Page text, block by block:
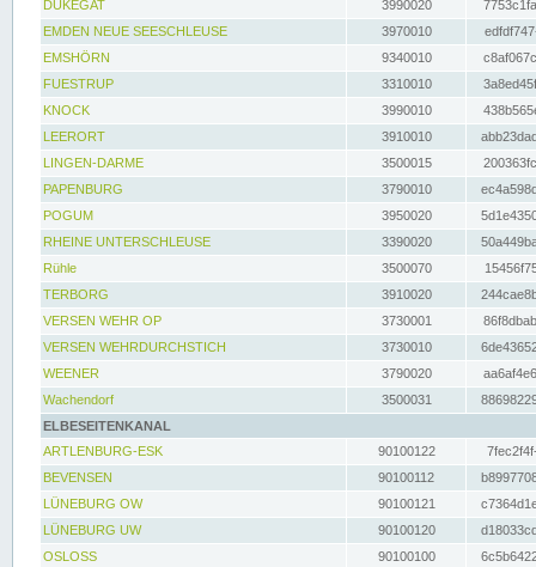
DUKEGAT
3990020
EMDEN NEUE SEESCHLEUSE
3970010
EMSHÖRN
9340010
FUESTRUP
3310010
KNOCK
3990010
LEERORT
3910010
LINGEN-DARME
3500015
PAPENBURG
3790010
POGUM
3950020
RHEINE UNTERSCHLEUSE
3390020
Rühle
3500070
TERBORG
3910020
VERSEN WEHR OP
3730001
VERSEN WEHRDURCHSTICH
3730010
WEENER
3790020
Wachendorf
3500031
ELBESEITENKANAL
ARTLENBURG-ESK
90100122
BEVENSEN
90100112
LÜNEBURG OW
90100121
LÜNEBURG UW
90100120
OSLOSS
90100100